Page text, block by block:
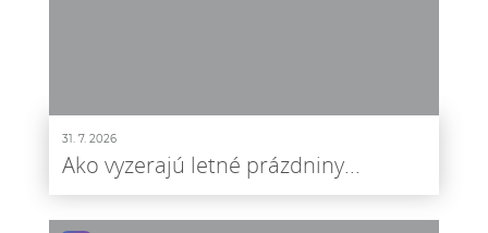
31. 7. 2026
Ako vyzerajú letné prázdniny...